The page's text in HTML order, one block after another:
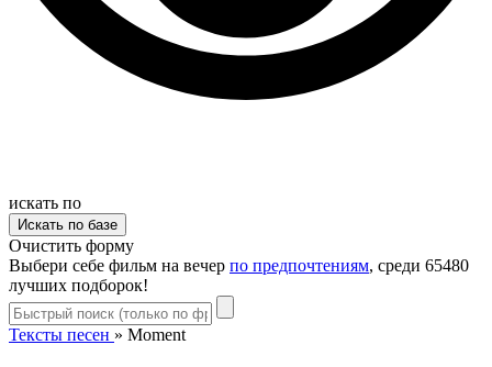
искать по
Очистить форму
Выбери себе фильм на вечер по предпочтениям, среди 65480
лучших подборок!
Тексты песен » Moment